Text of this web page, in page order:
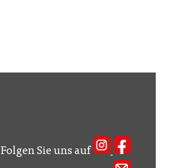
Folgen Sie uns auf